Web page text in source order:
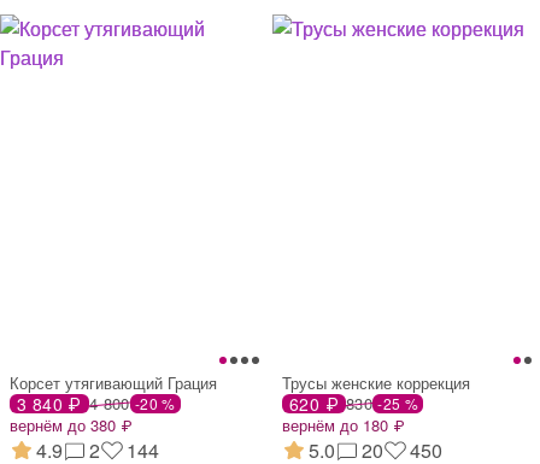
Корсет утягивающий Грация
3 840 ₽ 4 800 -20 %
вернём до 380 ₽
4.9 2 144
Трусы женские коррекция
620 ₽ 830 -25 %
вернём до 180 ₽
5.0 20 450